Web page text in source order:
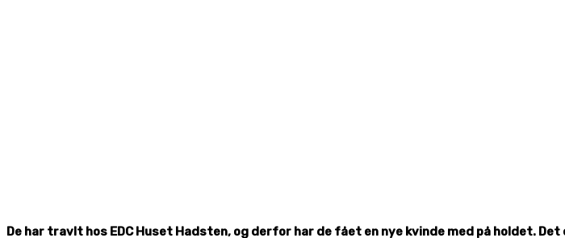
De har travlt hos EDC Huset Hadsten, og derfor har de fået en nye kvinde med på holdet.